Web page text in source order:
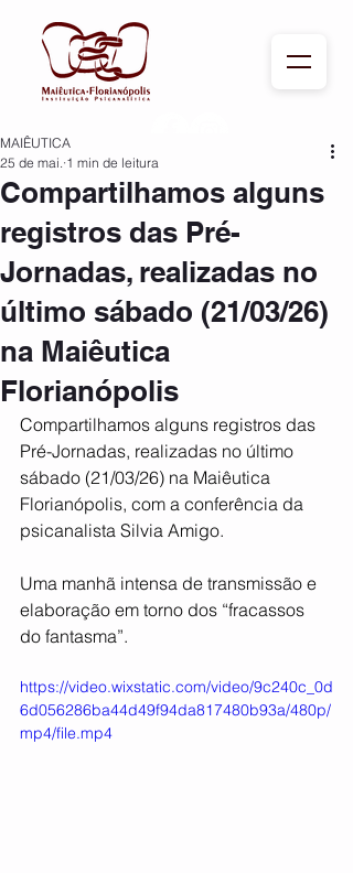
Compartilhamos alguns
registros das Pré-
Jornadas, realizadas no
último sábado (21/03/26)
na Maiêutica
Florianópolis
MAIÊUTICA
25 de mai. 1 min de leitura
Compartilhamos alguns registros das
Pré-Jornadas, realizadas no último
sábado (21/03/26) na Maiêutica
Florianópolis, com a conferência da
psicanalista Silvia Amigo.
Uma manhã intensa de transmissão e
elaboração em torno dos “fracassos
do fantasma”.
https://video.wixstatic.com/video/9c240c_0d
6d056286ba44d49f94da817480b93a/480p/
mp4/file.mp4